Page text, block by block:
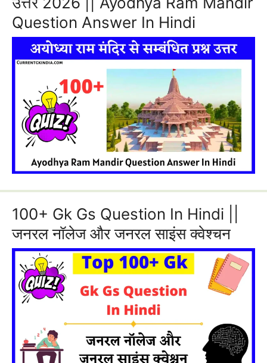
Question Answer In Hindi
100+ Gk Gs Question In Hindi ||
जनरल नॉलेज और जनरल साइंस क्वेश्चन